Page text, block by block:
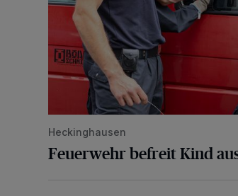
Heckinghausen
Feuerwehr befreit Kind